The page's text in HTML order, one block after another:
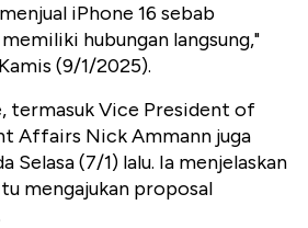
iPhone 16 sebab
hubungan langsung,"
(9/1/2025).
termasuk Vice President of
Affairs Nick Ammann juga
Selasa (7/1) lalu. Ia menjelaskan
mengajukan proposal